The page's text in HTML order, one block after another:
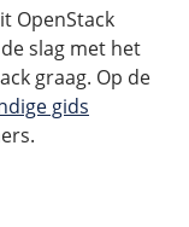
OpenStack
slag met het
graag. Op de
gids